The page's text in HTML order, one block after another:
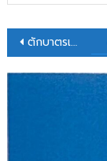
แนะแนว
เรื่อง
ตักบาตรเช้าเข้าโรงเรียนกลุ่มเครือข่ายพุทธไสยาสน์